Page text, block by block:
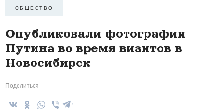
ОБЩЕСТВО
Опубликовали фотографии
Путина во время визитов в
Новосибирск
Поделиться